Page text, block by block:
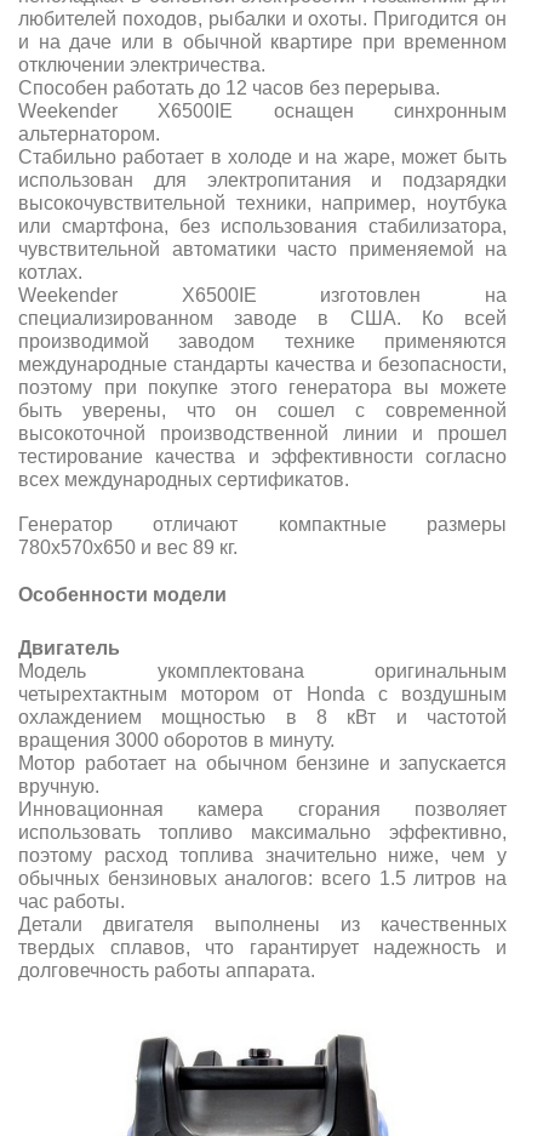
любителей походов, рыбалки и охоты. Пригодится он
и на даче или в обычной квартире при временном
отключении электричества.
Способен работать до 12 часов без перерыва.
Weekender X6500IE оснащен синхронным
альтернатором.
Стабильно работает в холоде и на жаре, может быть
использован для электропитания и подзарядки
высокочувствительной техники, например, ноутбука
или смартфона, без использования стабилизатора,
чувствительной автоматики часто применяемой на
котлах.
Weekender X6500IE изготовлен на
специализированном заводе в США. Ко всей
производимой заводом технике применяются
международные стандарты качества и безопасности,
поэтому при покупке этого генератора вы можете
быть уверены, что он сошел с современной
высокоточной производственной линии и прошел
тестирование качества и эффективности согласно
всех международных сертификатов.
Генератор отличают компактные размеры
780х570х650 и вес 89 кг.
Особенности модели
Двигатель
Модель укомплектована оригинальным
четырехтактным мотором от Honda с воздушным
охлаждением мощностью в 8 кВт и частотой
вращения 3000 оборотов в минуту.
Мотор работает на обычном бензине и запускается
вручную.
Инновационная камера сгорания позволяет
использовать топливо максимально эффективно,
поэтому расход топлива значительно ниже, чем у
обычных бензиновых аналогов: всего 1.5 литров на
час работы.
Детали двигателя выполнены из качественных
твердых сплавов, что гарантирует надежность и
долговечность работы аппарата.